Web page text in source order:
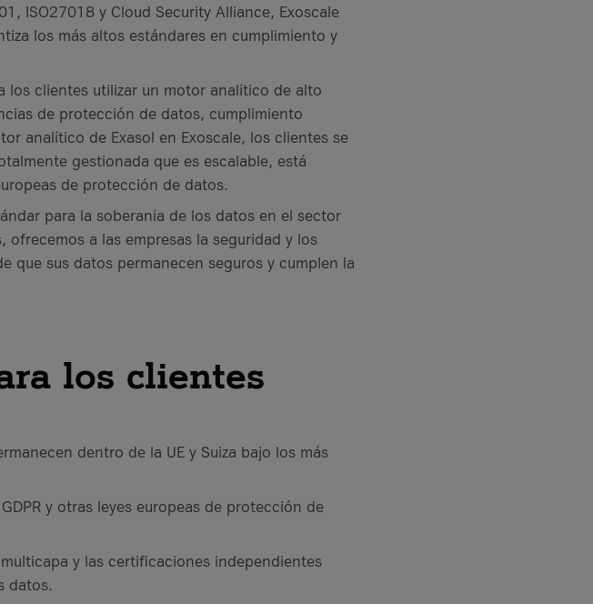
ISO27018 y Cloud Security Alliance, Exoscale
los más altos estándares en cumplimiento y
los clientes utilizar un motor analítico de alto
de protección de datos, cumplimiento
analítico de Exasol en Exoscale, los clientes se
gestionada que es escalable, está
de protección de datos.
para la soberanía de los datos en el sector
ofrecemos a las empresas la seguridad y los
que sus datos permanecen seguros y cumplen la
los clientes
dentro de la UE y Suiza bajo los más
y otras leyes europeas de protección de
y las certificaciones independientes
datos.